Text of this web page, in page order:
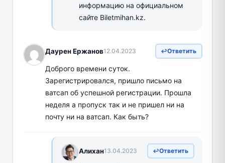
информацию на официальном
сайте Biletmihan.kz.
Даурен Ержанов12.04.2023 Ответить
Доброго времени суток.
Зарегистрировался, пришло письмо на
ватсап об успешной регистрации. Прошла
неделя а пропуск так и не пришел ни на
почту ни на ватсап. Как быть?
Алихан13.04.2023 Ответить